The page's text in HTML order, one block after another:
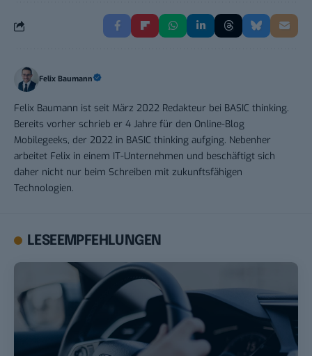
Felix Baumann
Felix Baumann ist seit März 2022 Redakteur bei BASIC thinking.
Bereits vorher schrieb er 4 Jahre für den Online-Blog
Mobilegeeks, der 2022 in BASIC thinking aufging. Nebenher
arbeitet Felix in einem IT-Unternehmen und beschäftigt sich
daher nicht nur beim Schreiben mit zukunftsfähigen
Technologien.
LESEEMPFEHLUNGEN